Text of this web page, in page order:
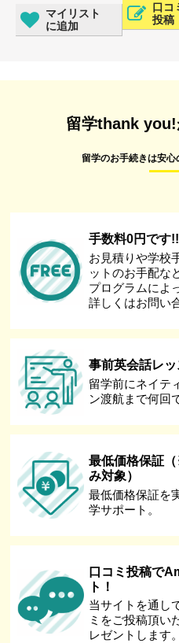
マイリスト
に追加
口コ
投稿
留学thank you!
留学のお手続きは安
手数料0円です!!
お見積りや学校
ットのお手配な
プログラムによ
詳しくはお問い
事前英会話レ
留学前にネイテ
ン渡航まで何回
最低価格保証
み対象）
最低価格保証を
学サポート。
口コミ投稿で
ト！
当サイトを通し
ミをご投稿頂い
レゼントします。